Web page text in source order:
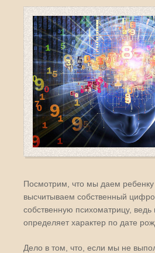
Посмотрим, что мы даем ребенку
высчитываем собственный
собственную психоматрицу, ведь
определяет характер по дате
Дело в том, что, если мы не